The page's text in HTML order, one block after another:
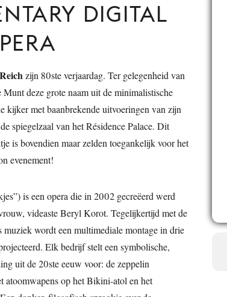
DIGITAL
zijn 80ste verjaardag. Ter gelegenheid van
deze grote naam uit de minimalistische
kijker met baanbrekende uitvoeringen van zijn
spiegelzaal van het Résidence Palace. Dit
is bovendien maar zelden toegankelijk voor het
evenement!
is een opera die in 2002 gecreëerd werd
videaste Beryl Korot. Tegelijkertijd met de
wordt een multimediale montage in drie
Elk bedrijf stelt een symbolische,
uit de 20ste eeuw voor: de zeppelin
atoomwapens op het Bikini-atol en het